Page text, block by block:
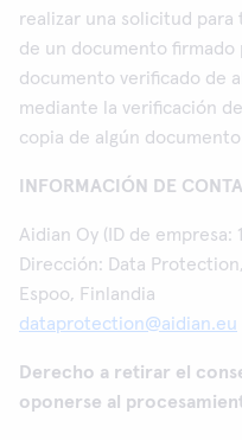
realizar una solicitud
de un documento
documento verificado de
mediante la verificación
copia de algún
INFORMACIÓN DE
Aidian Oy (ID de empresa:
Dirección: Data
Espoo, Finlandia
dataprotection@aidian.eu
Derecho a retirar el
oponerse al